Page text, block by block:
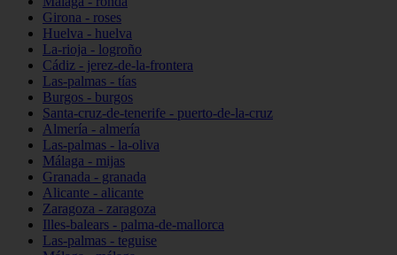
Girona - roses
Huelva - huelva
La-rioja - logroño
Cádiz - jerez-de-la-frontera
Las-palmas - tías
Burgos - burgos
Santa-cruz-de-tenerife - puerto-de-la-cruz
Almería - almería
Las-palmas - la-oliva
Málaga - mijas
Granada - granada
Alicante - alicante
Zaragoza - zaragoza
Illes-balears - palma-de-mallorca
Las-palmas - teguise